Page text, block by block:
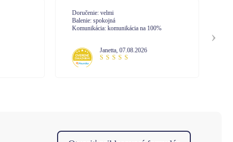
Doručenie: Vysoká spokojnosť. Expresné
vybavenie.
Balenie: So zabalením som bola spokojná
skúsenosť z minula. Vysoká profesionalita
pri vybavovaní.
Mária, 07.08.2026